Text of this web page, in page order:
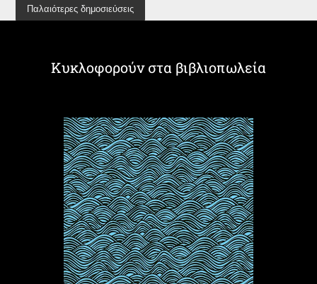
Παλαιότερες δημοσιεύσεις
Κυκλοφορούν στα βιβλιοπωλεία